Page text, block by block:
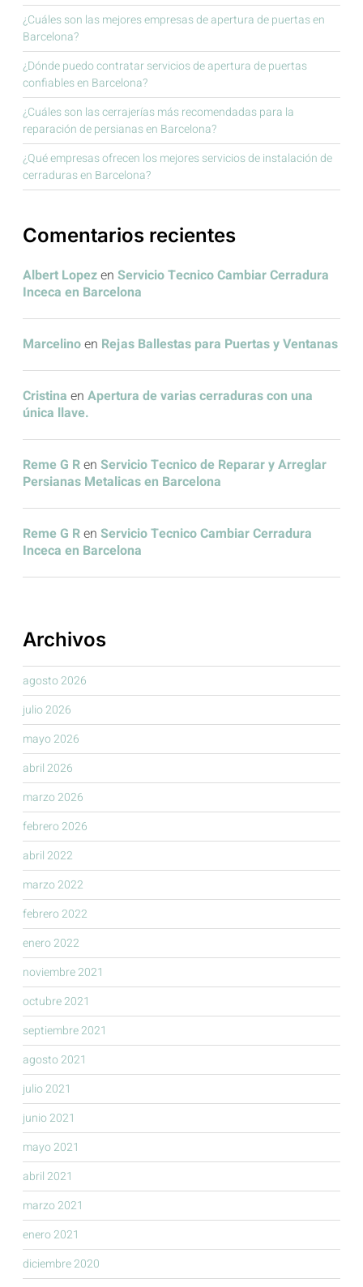
¿Cuáles son las mejores empresas de apertura de puertas en
Barcelona?
¿Dónde puedo contratar servicios de apertura de puertas
confiables en Barcelona?
¿Cuáles son las cerrajerías más recomendadas para la
reparación de persianas en Barcelona?
¿Qué empresas ofrecen los mejores servicios de instalación de
cerraduras en Barcelona?
Comentarios recientes
Albert Lopezen Servicio Tecnico Cambiar Cerradura
Inceca en Barcelona
Marcelinoen Rejas Ballestas para Puertas y Ventanas
Cristina en Apertura de varias cerraduras con una
única llave.
Reme G Ren Servicio Tecnico de Reparar y Arreglar
Persianas Metalicas en Barcelona
Reme G Ren Servicio Tecnico Cambiar Cerradura
Inceca en Barcelona
Archivos
agosto 2026
julio 2026
mayo 2026
abril 2026
marzo 2026
febrero 2026
abril 2022
marzo 2022
febrero 2022
enero 2022
noviembre 2021
octubre 2021
septiembre 2021
agosto 2021
julio 2021
junio 2021
mayo 2021
abril 2021
marzo 2021
enero 2021
diciembre 2020